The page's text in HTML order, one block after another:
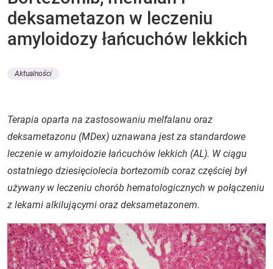
deksametazon w leczeniu
amyloidozy łańcuchów lekkich
Aktualności
Terapia oparta na zastosowaniu melfalanu oraz
deksametazonu (MDex) uznawana jest za standardowe
leczenie w amyloidozie łańcuchów lekkich (AL). W ciągu
ostatniego dziesięciolecia bortezomib coraz częściej był
używany w leczeniu chorób hematologicznych w połączeniu
z lekami alkilującymi oraz deksametazonem.